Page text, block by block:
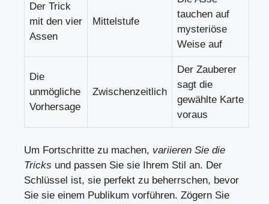
Der Trick
mit den vier
Assen
Mittelstufe
tauchen auf
mysteriöse
Weise auf
Die
unmögliche
Vorhersage
Zwischenzeitlich
Der Zauberer
sagt die
gewählte Karte
voraus
Um Fortschritte zu machen, variieren Sie die
Tricks und passen Sie sie Ihrem Stil an. Der
Schlüssel ist, sie perfekt zu beherrschen, bevor
Sie sie einem Publikum vorführen. Zögern Sie